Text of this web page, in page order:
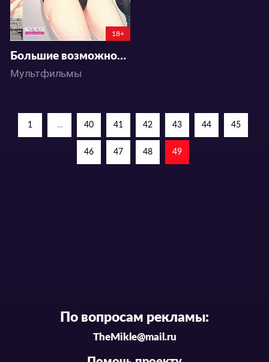
18+
Большие возможности
Мультфильмы
1 ... 40 41 42 43 44 45
46 47 48 49
По вопросам рекламы:
TheMikle@mail.ru